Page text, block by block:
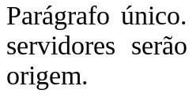
Parágrafo
servidores
origem.